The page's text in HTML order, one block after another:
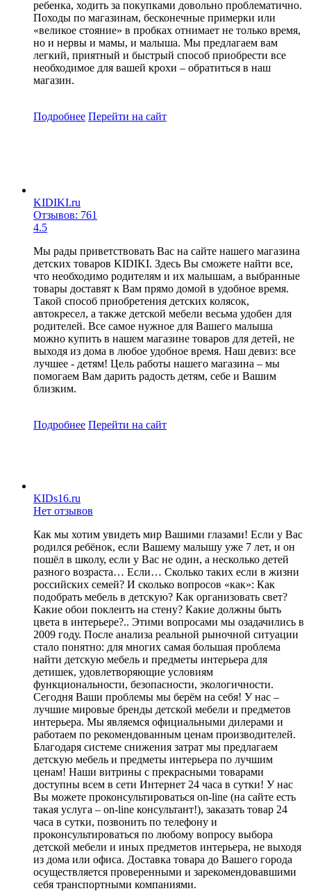
ребенка, ходить за покупками довольно проблематично.
Походы по магазинам, бесконечные примерки или
«великое стояние» в пробках отнимает не только время,
но и нервы и мамы, и малыша. Мы предлагаем вам
легкий, приятный и быстрый способ приобрести все
необходимое для вашей крохи – обратиться в наш
магазин.
Подробнее Перейти на сайт
KIDIKI.ru
Отзывов: 761
4.5
Мы рады приветствовать Вас на сайте нашего магазина
детских товаров KIDIKI. Здесь Вы сможете найти все,
что необходимо родителям и их малышам, а выбранные
товары доставят к Вам прямо домой в удобное время.
Такой способ приобретения детских колясок,
автокресел, а также детской мебели весьма удобен для
родителей. Все самое нужное для Вашего малыша
можно купить в нашем магазине товаров для детей, не
выходя из дома в любое удобное время. Наш девиз: все
лучшее - детям! Цель работы нашего магазина – мы
помогаем Вам дарить радость детям, себе и Вашим
близким.
Подробнее Перейти на сайт
KIDs16.ru
Нет отзывов
Как мы хотим увидеть мир Вашими глазами! Если у Вас
родился ребёнок, если Вашему малышу уже 7 лет, и он
пошёл в школу, если у Вас не один, а несколько детей
разного возраста… Если… Сколько таких если в жизни
российских семей? И сколько вопросов «как»: Как
подобрать мебель в детскую? Как организовать свет?
Какие обои поклеить на стену? Какие должны быть
цвета в интерьере?.. Этими вопросами мы озадачились в
2009 году. После анализа реальной рыночной ситуации
стало понятно: для многих самая большая проблема
найти детскую мебель и предметы интерьера для
детишек, удовлетворяющие условиям
функциональности, безопасности, экологичности.
Сегодня Ваши проблемы мы берём на себя! У нас –
лучшие мировые бренды детской мебели и предметов
интерьера. Мы являемся официальными дилерами и
работаем по рекомендованным ценам производителей.
Благодаря системе снижения затрат мы предлагаем
детскую мебель и предметы интерьера по лучшим
ценам! Наши витрины с прекрасными товарами
доступны всем в сети Интернет 24 часа в сутки! У нас
Вы можете проконсультироваться on-line (на сайте есть
такая услуга – on-line консультант!), заказать товар 24
часа в сутки, позвонить по телефону и
проконсультироваться по любому вопросу выбора
детской мебели и иных предметов интерьера, не выходя
из дома или офиса. Доставка товара до Вашего города
осуществляется проверенными и зарекомендовавшими
себя транспортными компаниями.